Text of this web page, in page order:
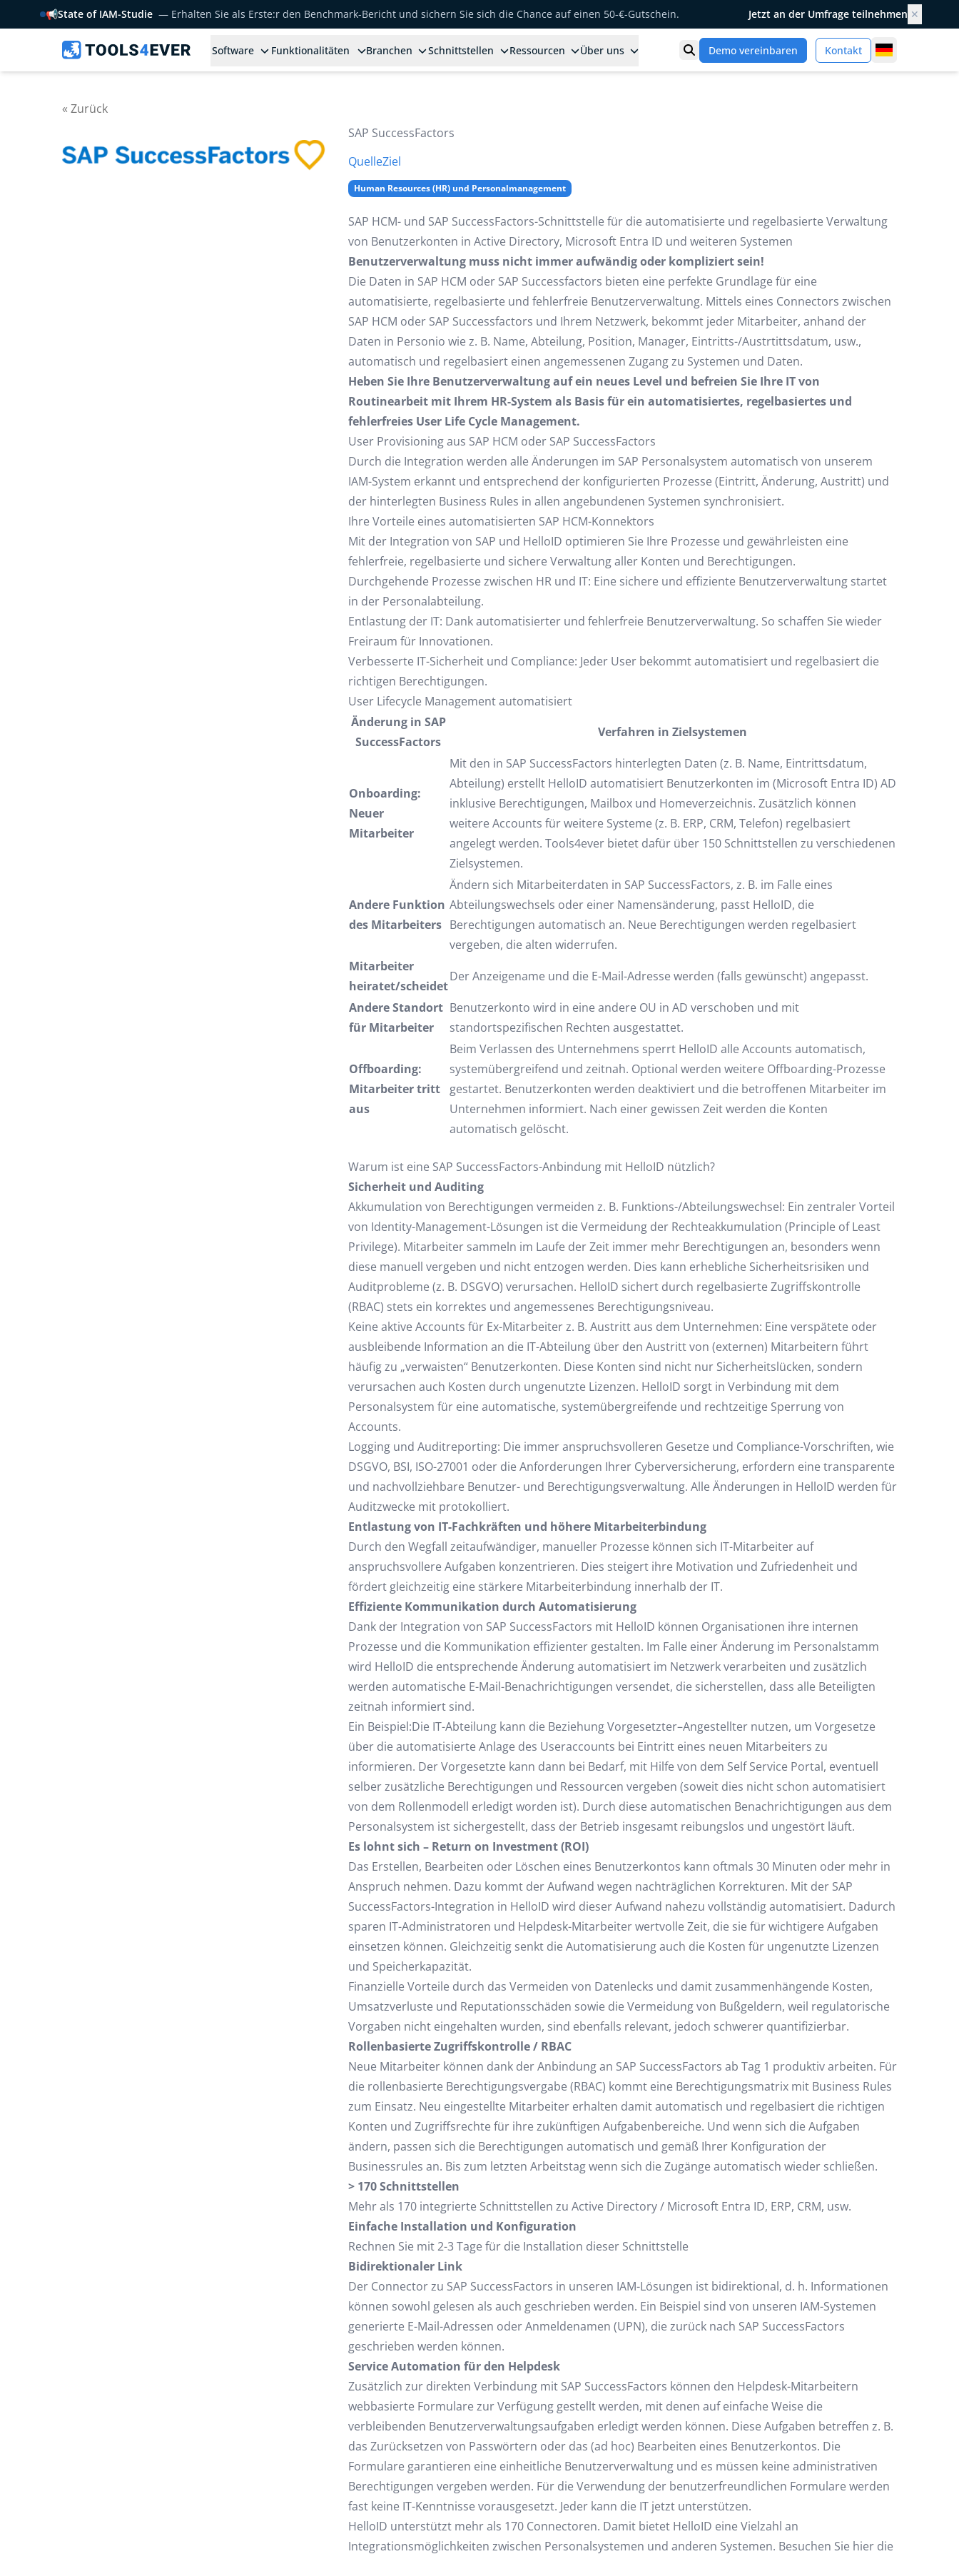
📢State of IAM-Studie — Erhalten Sie als Erste:r den Benchmark-Bericht und sichern Sie sich die Chance auf einen 50-€-Gutschein. Jetzt an der Umfrage teilnehmen ✕
Software Funktionalitäten Branchen Schnittstellen Ressourcen Über uns Suche öffnen
Demo vereinbaren Kontakt Germany
« Zurück
SAP SuccessFactors
QuelleZiel
Human Resources (HR) und Personalmanagement
SAP HCM- und SAP SuccessFactors-Schnittstelle für die automatisierte und regelbasierte Verwaltung
von Benutzerkonten in Active Directory, Microsoft Entra ID und weiteren Systemen
Benutzerverwaltung muss nicht immer aufwändig oder kompliziert sein!
Die Daten in SAP HCM oder SAP Successfactors bieten eine perfekte Grundlage für eine
automatisierte, regelbasierte und fehlerfreie Benutzerverwaltung. Mittels eines Connectors zwischen
SAP HCM oder SAP Successfactors und Ihrem Netzwerk, bekommt jeder Mitarbeiter, anhand der
Daten in Personio wie z. B. Name, Abteilung, Position, Manager, Eintritts-/Austrtittsdatum, usw.,
automatisch und regelbasiert einen angemessenen Zugang zu Systemen und Daten.
Heben Sie Ihre Benutzerverwaltung auf ein neues Level und befreien Sie Ihre IT von
Routinearbeit mit Ihrem HR-System als Basis für ein automatisiertes, regelbasiertes und
fehlerfreies User Life Cycle Management.
User Provisioning aus SAP HCM oder SAP SuccessFactors
Durch die Integration werden alle Änderungen im SAP Personalsystem automatisch von unserem
IAM-System erkannt und entsprechend der konfigurierten Prozesse (Eintritt, Änderung, Austritt) und
der hinterlegten Business Rules in allen angebundenen Systemen synchronisiert.
Ihre Vorteile eines automatisierten SAP HCM-Konnektors
Mit der Integration von SAP und HelloID optimieren Sie Ihre Prozesse und gewährleisten eine
fehlerfreie, regelbasierte und sichere Verwaltung aller Konten und Berechtigungen.
Durchgehende Prozesse zwischen HR und IT: Eine sichere und effiziente Benutzerverwaltung startet
in der Personalabteilung.
Entlastung der IT: Dank automatisierter und fehlerfreie Benutzerverwaltung. So schaffen Sie wieder
Freiraum für Innovationen.
Verbesserte IT-Sicherheit und Compliance: Jeder User bekommt automatisiert und regelbasiert die
richtigen Berechtigungen.
User Lifecycle Management automatisiert
Änderung in SAP
SuccessFactors
Verfahren in Zielsystemen
Onboarding:
Neuer
Mitarbeiter
Mit den in SAP SuccessFactors hinterlegten Daten (z. B. Name, Eintrittsdatum,
Abteilung) erstellt HelloID automatisiert Benutzerkonten im (Microsoft Entra ID) AD
inklusive Berechtigungen, Mailbox und Homeverzeichnis. Zusätzlich können
weitere Accounts für weitere Systeme (z. B. ERP, CRM, Telefon) regelbasiert
angelegt werden. Tools4ever bietet dafür über 150 Schnittstellen zu verschiedenen
Zielsystemen.
Andere Funktion
des Mitarbeiters
Ändern sich Mitarbeiterdaten in SAP SuccessFactors, z. B. im Falle eines
Abteilungswechsels oder einer Namensänderung, passt HelloID, die
Berechtigungen automatisch an. Neue Berechtigungen werden regelbasiert
vergeben, die alten widerrufen.
Mitarbeiter
heiratet/scheidet
Der Anzeigename und die E-Mail-Adresse werden (falls gewünscht) angepasst.
Andere Standort
für Mitarbeiter
Benutzerkonto wird in eine andere OU in AD verschoben und mit
standortspezifischen Rechten ausgestattet.
Offboarding:
Mitarbeiter tritt
aus
Beim Verlassen des Unternehmens sperrt HelloID alle Accounts automatisch,
systemübergreifend und zeitnah. Optional werden weitere Offboarding-Prozesse
gestartet. Benutzerkonten werden deaktiviert und die betroffenen Mitarbeiter im
Unternehmen informiert. Nach einer gewissen Zeit werden die Konten
automatisch gelöscht.
Warum ist eine SAP SuccessFactors-Anbindung mit HelloID nützlich?
Sicherheit und Auditing
Akkumulation von Berechtigungen vermeiden z. B. Funktions-/Abteilungswechsel: Ein zentraler Vorteil
von Identity-Management-Lösungen ist die Vermeidung der Rechteakkumulation (Principle of Least
Privilege). Mitarbeiter sammeln im Laufe der Zeit immer mehr Berechtigungen an, besonders wenn
diese manuell vergeben und nicht entzogen werden. Dies kann erhebliche Sicherheitsrisiken und
Auditprobleme (z. B. DSGVO) verursachen. HelloID sichert durch regelbasierte Zugriffskontrolle
(RBAC) stets ein korrektes und angemessenes Berechtigungsniveau.
Keine aktive Accounts für Ex-Mitarbeiter z. B. Austritt aus dem Unternehmen: Eine verspätete oder
ausbleibende Information an die IT-Abteilung über den Austritt von (externen) Mitarbeitern führt
häufig zu „verwaisten“ Benutzerkonten. Diese Konten sind nicht nur Sicherheitslücken, sondern
verursachen auch Kosten durch ungenutzte Lizenzen. HelloID sorgt in Verbindung mit dem
Personalsystem für eine automatische, systemübergreifende und rechtzeitige Sperrung von
Accounts.
Logging und Auditreporting: Die immer anspruchsvolleren Gesetze und Compliance-Vorschriften, wie
DSGVO, BSI, ISO-27001 oder die Anforderungen Ihrer Cyberversicherung, erfordern eine transparente
und nachvollziehbare Benutzer- und Berechtigungsverwaltung. Alle Änderungen in HelloID werden für
Auditzwecke mit protokolliert.
Entlastung von IT-Fachkräften und höhere Mitarbeiterbindung
Durch den Wegfall zeitaufwändiger, manueller Prozesse können sich IT-Mitarbeiter auf
anspruchsvollere Aufgaben konzentrieren. Dies steigert ihre Motivation und Zufriedenheit und
fördert gleichzeitig eine stärkere Mitarbeiterbindung innerhalb der IT.
Effiziente Kommunikation durch Automatisierung
Dank der Integration von SAP SuccessFactors mit HelloID können Organisationen ihre internen
Prozesse und die Kommunikation effizienter gestalten. Im Falle einer Änderung im Personalstamm
wird HelloID die entsprechende Änderung automatisiert im Netzwerk verarbeiten und zusätzlich
werden automatische E-Mail-Benachrichtigungen versendet, die sicherstellen, dass alle Beteiligten
zeitnah informiert sind.
Ein Beispiel:Die IT-Abteilung kann die Beziehung Vorgesetzter–Angestellter nutzen, um Vorgesetze
über die automatisierte Anlage des Useraccounts bei Eintritt eines neuen Mitarbeiters zu
informieren. Der Vorgesetzte kann dann bei Bedarf, mit Hilfe von dem Self Service Portal, eventuell
selber zusätzliche Berechtigungen und Ressourcen vergeben (soweit dies nicht schon automatisiert
von dem Rollenmodell erledigt worden ist). Durch diese automatischen Benachrichtigungen aus dem
Personalsystem ist sichergestellt, dass der Betrieb insgesamt reibungslos und ungestört läuft.
Es lohnt sich – Return on Investment (ROI)
Das Erstellen, Bearbeiten oder Löschen eines Benutzerkontos kann oftmals 30 Minuten oder mehr in
Anspruch nehmen. Dazu kommt der Aufwand wegen nachträglichen Korrekturen. Mit der SAP
SuccessFactors-Integration in HelloID wird dieser Aufwand nahezu vollständig automatisiert. Dadurch
sparen IT-Administratoren und Helpdesk-Mitarbeiter wertvolle Zeit, die sie für wichtigere Aufgaben
einsetzen können. Gleichzeitig senkt die Automatisierung auch die Kosten für ungenutzte Lizenzen
und Speicherkapazität.
Finanzielle Vorteile durch das Vermeiden von Datenlecks und damit zusammenhängende Kosten,
Umsatzverluste und Reputationsschäden sowie die Vermeidung von Bußgeldern, weil regulatorische
Vorgaben nicht eingehalten wurden, sind ebenfalls relevant, jedoch schwerer quantifizierbar.
Rollenbasierte Zugriffskontrolle / RBAC
Neue Mitarbeiter können dank der Anbindung an SAP SuccessFactors ab Tag 1 produktiv arbeiten. Für
die rollenbasierte Berechtigungsvergabe (RBAC) kommt eine Berechtigungsmatrix mit Business Rules
zum Einsatz. Neu eingestellte Mitarbeiter erhalten damit automatisch und regelbasiert die richtigen
Konten und Zugriffsrechte für ihre zukünftigen Aufgabenbereiche. Und wenn sich die Aufgaben
ändern, passen sich die Berechtigungen automatisch und gemäß Ihrer Konfiguration der
Businessrules an. Bis zum letzten Arbeitstag wenn sich die Zugänge automatisch wieder schließen.
> 170 Schnittstellen
Mehr als 170 integrierte Schnittstellen zu Active Directory / Microsoft Entra ID, ERP, CRM, usw.
Einfache Installation und Konfiguration
Rechnen Sie mit 2-3 Tage für die Installation dieser Schnittstelle
Bidirektionaler Link
Der Connector zu SAP SuccessFactors in unseren IAM-Lösungen ist bidirektional, d. h. Informationen
können sowohl gelesen als auch geschrieben werden. Ein Beispiel sind von unseren IAM-Systemen
generierte E-Mail-Adressen oder Anmeldenamen (UPN), die zurück nach SAP SuccessFactors
geschrieben werden können.
Service Automation für den Helpdesk
Zusätzlich zur direkten Verbindung mit SAP SuccessFactors können den Helpdesk-Mitarbeitern
webbasierte Formulare zur Verfügung gestellt werden, mit denen auf einfache Weise die
verbleibenden Benutzerverwaltungsaufgaben erledigt werden können. Diese Aufgaben betreffen z. B.
das Zurücksetzen von Passwörtern oder das (ad hoc) Bearbeiten eines Benutzerkontos. Die
Formulare garantieren eine einheitliche Benutzerverwaltung und es müssen keine administrativen
Berechtigungen vergeben werden. Für die Verwendung der benutzerfreundlichen Formulare werden
fast keine IT-Kenntnisse vorausgesetzt. Jeder kann die IT jetzt unterstützen.
HelloID unterstützt mehr als 170 Connectoren. Damit bietet HelloID eine Vielzahl an
Integrationsmöglichkeiten zwischen Personalsystemen und anderen Systemen. Besuchen Sie hier die